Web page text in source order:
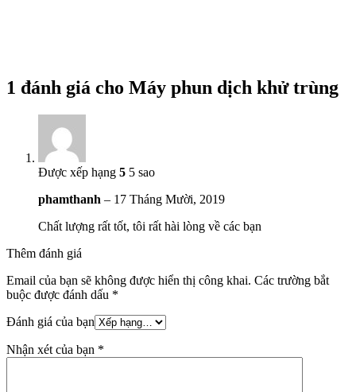
1 đánh giá cho Máy phun dịch khử trùng
Được xếp hạng 5 5 sao
phamthanh – 17 Tháng Mười, 2019
Chất lượng rất tốt, tôi rất hài lòng về các bạn
Thêm đánh giá
Email của bạn sẽ không được hiển thị công khai. Các trường bắt
buộc được đánh dấu *
Đánh giá của bạn
Nhận xét của bạn *